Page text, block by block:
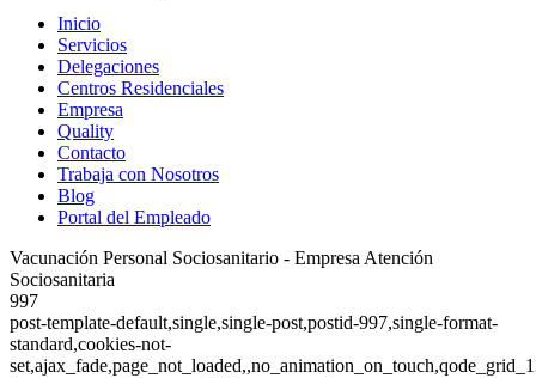
Inicio
Servicios
Delegaciones
Centros Residenciales
Empresa
Quality
Contacto
Trabaja con Nosotros
Blog
Portal del Empleado
Vacunación Personal Sociosanitario - Empresa Atención
Sociosanitaria
997
post-template-default,single,single-post,postid-997,single-format-
standard,cookies-not-